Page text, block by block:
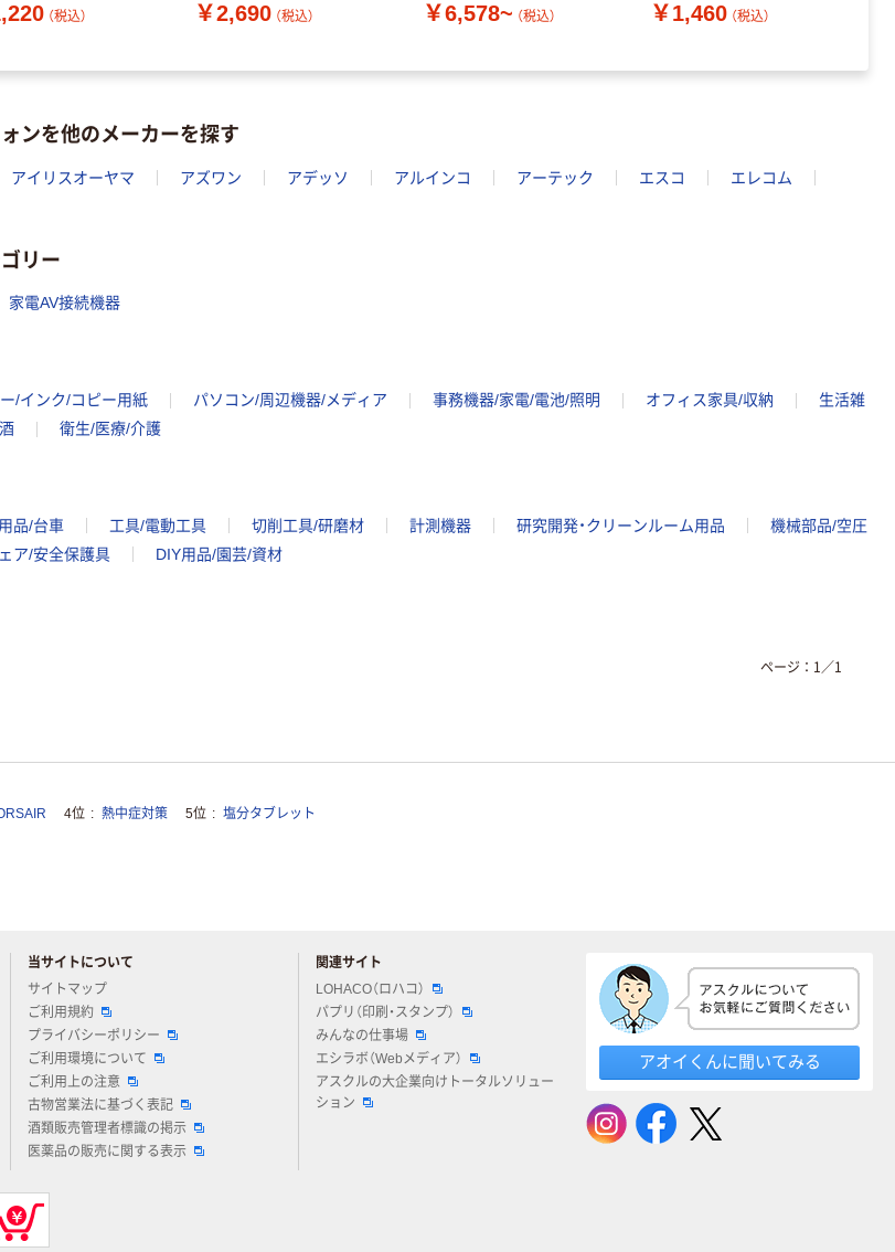
（税込）
1個
￥2,690 （税込） ￥6,578~ （税込） ￥1,460 （税込）
ンを他のメーカーを探す
アイリスオーヤマ アズワン アデッソ アルインコ アーテック エスコ
エレコム
リー
家電AV接続機器
ー/インク/コピー用紙 パソコン/周辺機器/メディア 事務機器/家電/電池/照明 オフィス家具/収納
生活雑
衛生/医療/介護
品/台車 工具/電動工具 切削工具/研磨材 計測機器 研究開発・クリーンルーム用品
機械部品/空圧
ア/安全保護具 DIY用品/園芸/資材
ページ： 1 ／1
4位 熱中症対策 5位 塩分タブレット
当サイトについて
サイトマップ
ご利用規約
プライバシーポリシー
ご利用環境について
ご利用上の注意
古物営業法に基づく表記
酒類販売管理者標識の掲示
医薬品の販売に関する表示
関連サイト
LOHACO（ロハコ）
パプリ（印刷・スタンプ）
みんなの仕事場
エシラボ（Webメディア）
アスクルの大企業向けトータルソリュー
ション
アオイくんに聞いてみる